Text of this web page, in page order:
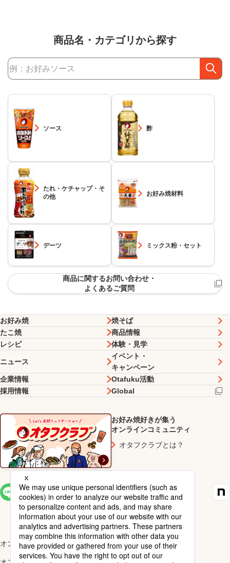
商品名・カテゴリから探す
ソース 酢
たれ・ケチャップ・そ
の他
お好み焼材料
デーツ ミックス粉・セット
商品に関するお問い合わせ・
よくあるご質問
お好み焼
焼そば
たこ焼
商品情報
レシピ
体験・見学
ニュース
イベント・
キャンペーン
企業情報
Otafuku活動
採用情報
Global
お好み焼好きが集う
オンラインコミュニティ
オタフクラブとは？
SNS一覧
オンラインショップ楽天市場店